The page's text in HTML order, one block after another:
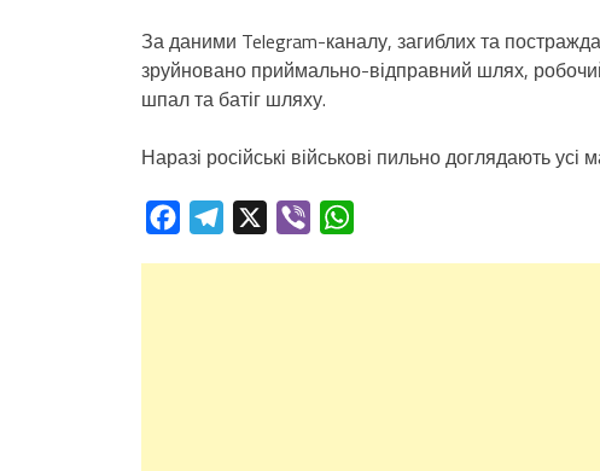
За даними Telegram-каналу, загиблих та
зруйновано приймально-відправний шлях,
шпал та батіг шляху.
Наразі російські військові пильно доглядають
FacebookTelegram Viber